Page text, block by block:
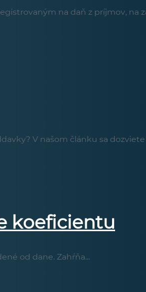
na daň z príjmov, na
V našom článku sa dozviete
koeficientu
od dane. Zahŕňa...